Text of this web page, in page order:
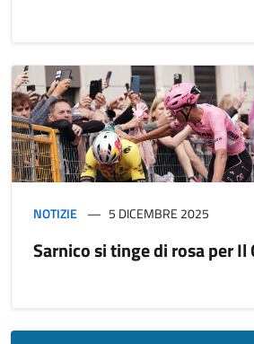
NOTIZIE 5 DICEMBRE 2025
Sarnico si tinge di rosa per Il